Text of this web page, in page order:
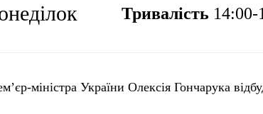
Тривалість 14:00-
міністра України Олексія Гончарука